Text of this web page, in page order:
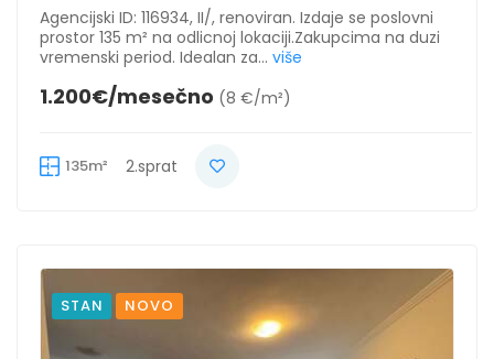
Agencijski ID: 116934, II/, renoviran. Izdaje se poslovni
prostor 135 m² na odlicnoj lokaciji.Zakupcima na duzi
vremenski period. Idealan za... više
1.200€/mesečno (8 €/m²)
135m² 2.sprat
STAN NOVO